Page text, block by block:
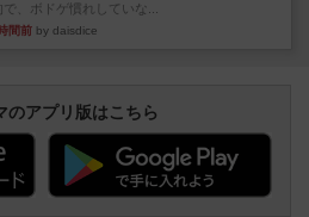
で、ボドゲ慣れしていな...
間前 by daisdice
のアプリ版はこちら